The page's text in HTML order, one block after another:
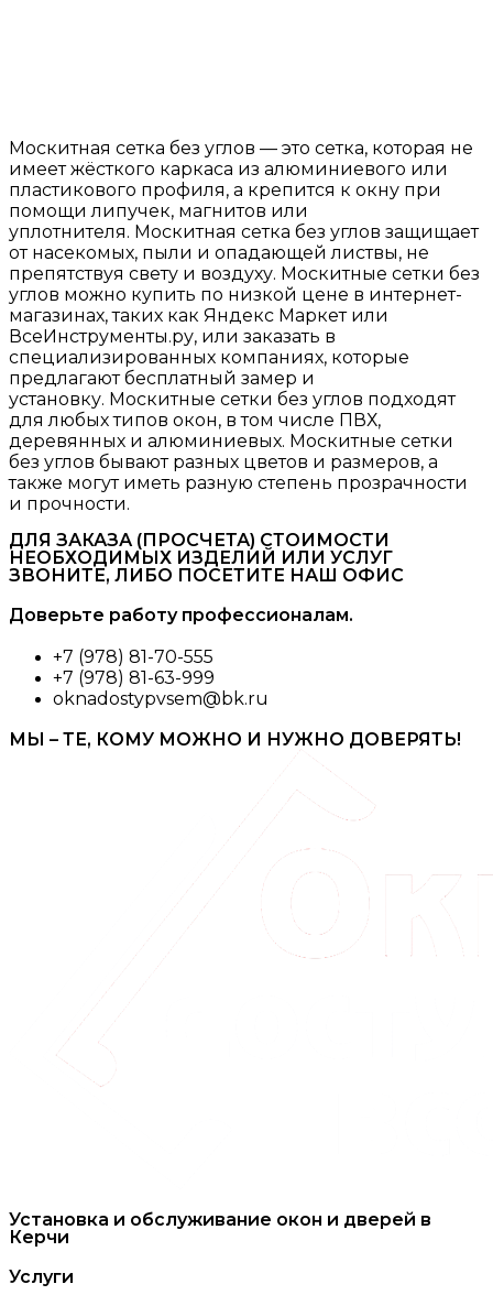
Москитная сетка без углов — это сетка, которая не
имеет жёсткого каркаса из алюминиевого или
пластикового профиля, а крепится к окну при
помощи липучек, магнитов или
уплотнителя. Москитная сетка без углов защищает
от насекомых, пыли и опадающей листвы, не
препятствуя свету и воздуху. Москитные сетки без
углов можно купить по низкой цене в интернет-
магазинах, таких как Яндекс Маркет или
ВсеИнструменты.ру, или заказать в
специализированных компаниях, которые
предлагают бесплатный замер и
установку. Москитные сетки без углов подходят
для любых типов окон, в том числе ПВХ,
деревянных и алюминиевых. Москитные сетки
без углов бывают разных цветов и размеров, а
также могут иметь разную степень прозрачности
и прочности.
ДЛЯ ЗАКАЗА (ПРОСЧЕТА) СТОИМОСТИ
НЕОБХОДИМЫХ ИЗДЕЛИЙ ИЛИ УСЛУГ
ЗВОНИТЕ, ЛИБО ПОСЕТИТЕ НАШ ОФИС
Доверьте работу профессионалам.
+7 (978) 81-70-555
+7 (978) 81-63-999
oknadostypvsem@bk.ru
МЫ – ТЕ, КОМУ МОЖНО И НУЖНО ДОВЕРЯТЬ!
Установка и обслуживание окон и дверей в
Керчи
Услуги